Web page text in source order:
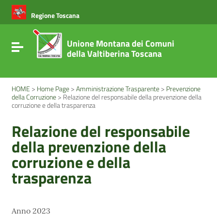
Vai ai contenuti
Vai al menu di navigazione
Vai al footer
Regione Toscana
Attiva / disattiva la navigazione
Unione Montana dei Comuni
della Valtiberina Toscana
HOME > Home Page>Amministrazione Trasparente> Prevenzione
della Corruzione> Relazione del responsabile della prevenzione della
corruzione e della trasparenza
Relazione del responsabile
della prevenzione della
corruzione e della
trasparenza
Anno 2023